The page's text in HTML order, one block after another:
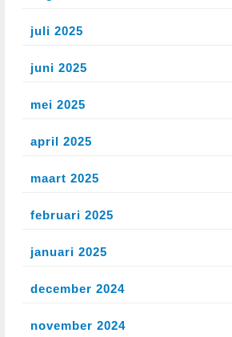
juli 2025
juni 2025
mei 2025
april 2025
maart 2025
februari 2025
januari 2025
december 2024
november 2024